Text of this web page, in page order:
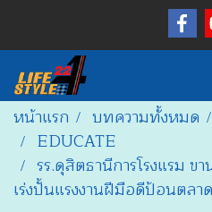
หน้าแรก บทความทั้งหมด
EDUCATE
รร.ดุสิตธานีการโรงแรม ข
เร่งปั้นแรงงานฝีมือดีป้อนตลา